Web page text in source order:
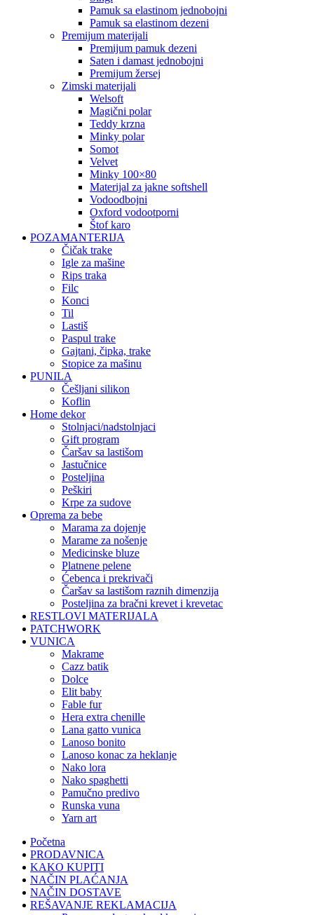
pamuk sa elastinom jednobojni
pamuk sa elastinom dezeni
premijum materijali
premijum pamuk dezeni
saten i damast jednobojni
premijum žersej
zimski materijali
welsoft
magični polar
teddy krzna
minky polar
somot
velvet
minky 100×80
materijal za jakne softshell
vodoodbojni
oxford vodootporni
štof karo
POZAMANTERIJA
čičak trake
igle za mašine
rips traka
filc
konci
til
lastiš
paspul trake
gajtani, čipka, trake
stopice za mašinu
PUNILA
češljani silikon
koflin
Home dekor
stolnjaci/nadstolnjaci
gift program
čaršav sa lastišom
jastučnice
posteljina
peškiri
krpe za sudove
Oprema za bebe
marama za dojenje
marame za nošenje
medicinske bluze
platnene pelene
ćebenca i prekrivači
čaršav sa lastišom raznih dimenzija
posteljina za bračni krevet i krevetac
RESTLOVI MATERIJALA
PATCHWORK
VUNICA
makrame
cazz batik
dolce
elit baby
fable fur
hera extra chenille
lana gatto vunica
lanoso bonito
lanoso konac za heklanje
nako lora
nako spaghetti
pamučno predivo
runska vuna
yarn art
Početna
PRODAVNICA
KAKO KUPITI
NAČIN PLAĆANJA
NAČIN DOSTAVE
REŠAVANJE REKLAMACIJA